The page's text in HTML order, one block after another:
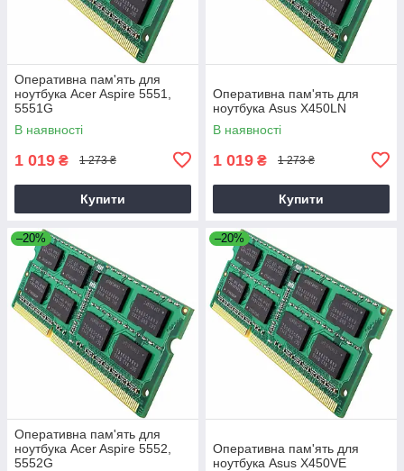
Оперативна пам'ять для
ноутбука Acer Aspire 5551,
5551G
В наявності
1 019 ₴ 1 273 ₴
Купити
Оперативна пам'ять для
ноутбука Asus X450LN
В наявності
1 019 ₴ 1 273 ₴
Купити
–20%
Оперативна пам'ять для
ноутбука Acer Aspire 5552,
5552G
–20%
Оперативна пам'ять для
ноутбука Asus X450VE